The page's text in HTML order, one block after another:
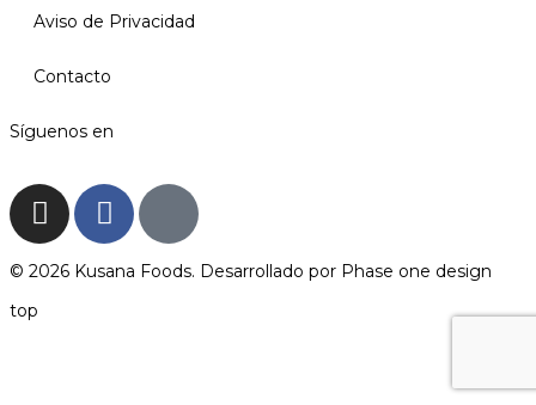
Aviso de Privacidad
Contacto
Síguenos en
© 2026 Kusana Foods. Desarrollado por Phase one design
top